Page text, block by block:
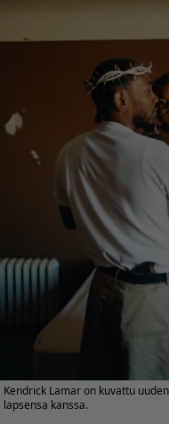
Kendrick Lamar on kuvattu
lapsensa kanssa.